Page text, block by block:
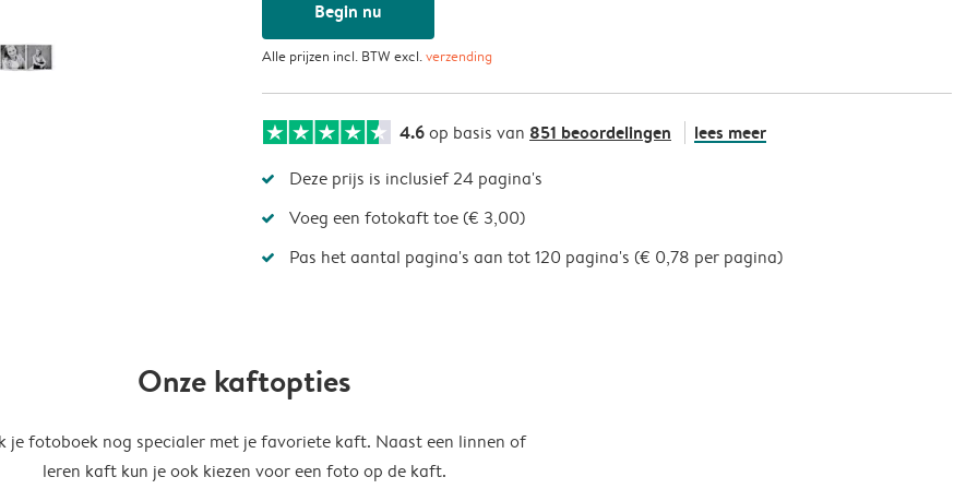
Begin nu
Alle prijzen incl. BTW excl.verzending
4.6op basis van 851 beoordelingen lees meer
Deze prijs is inclusief 24 pagina's
Voeg een fotokaft toe (€ 3,00)
Pas het aantal pagina's aan tot 120 pagina's (€ 0,78 per pagina)
Onze kaftopties
je fotoboek nog specialer met je favoriete kaft. Naast een linnen of
leren kaft kun je ook kiezen voor een foto op de kaft.